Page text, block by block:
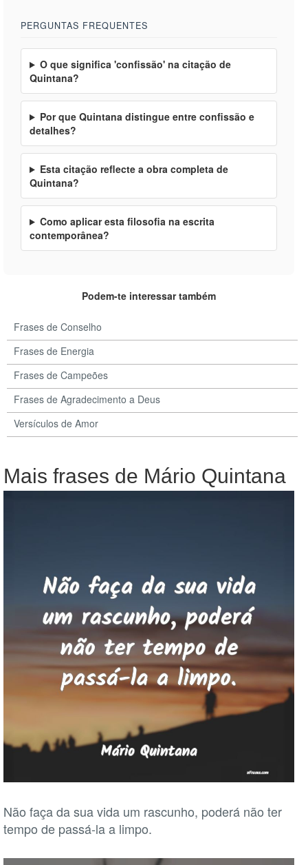
PERGUNTAS FREQUENTES
O que significa 'confissão' na citação de
Quintana?
Por que Quintana distingue entre confissão e
detalhes?
Esta citação reflecte a obra completa de
Quintana?
Como aplicar esta filosofia na escrita
contemporânea?
Podem-te interessar também
Frases de Conselho
Frases de Energia
Frases de Campeões
Frases de Agradecimento a Deus
Versículos de Amor
Mais frases de Mário Quintana
Não faça da sua vida um rascunho, poderá não ter
tempo de passá-la a limpo.